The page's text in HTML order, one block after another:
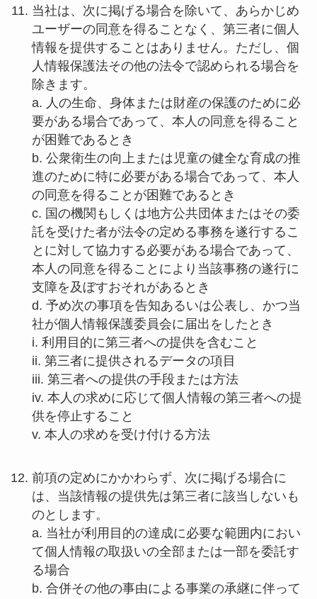
当社は、次に掲げる場合を除いて、あらかじめ
ユーザーの同意を得ることなく、第三者に個人
情報を提供することはありません。ただし、個
人情報保護法その他の法令で認められる場合を
除きます。
a. 人の生命、身体または財産の保護のために必
要がある場合であって、本人の同意を得ること
が困難であるとき
b. 公衆衛生の向上または児童の健全な育成の推
進のために特に必要がある場合であって、本人
の同意を得ることが困難であるとき
c. 国の機関もしくは地方公共団体またはその委
託を受けた者が法令の定める事務を遂行するこ
とに対して協力する必要がある場合であって、
本人の同意を得ることにより当該事務の遂行に
支障を及ぼすおそれがあるとき
d. 予め次の事項を告知あるいは公表し、かつ当
社が個人情報保護委員会に届出をしたとき
i. 利用目的に第三者への提供を含むこと
ii. 第三者に提供されるデータの項目
iii. 第三者への提供の手段または方法
iv. 本人の求めに応じて個人情報の第三者への提
供を停止すること
v. 本人の求めを受け付ける方法
前項の定めにかかわらず、次に掲げる場合に
は、当該情報の提供先は第三者に該当しないも
のとします。
a. 当社が利用目的の達成に必要な範囲内におい
て個人情報の取扱いの全部または一部を委託す
る場合
b. 合併その他の事由による事業の承継に伴って